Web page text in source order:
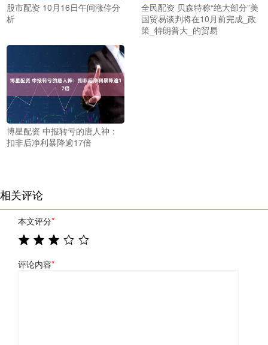
股市配资 10月16日午间涨停分
析
全民配资 贝森特称“绝大部分”美
国贸易谈判将在10月前完成_政
策_特朗普大_的贸易
博星配资 中报转亏的唐人神：
扣非后净利暴降逾17倍
相关评论
本文评分*
评论内容*